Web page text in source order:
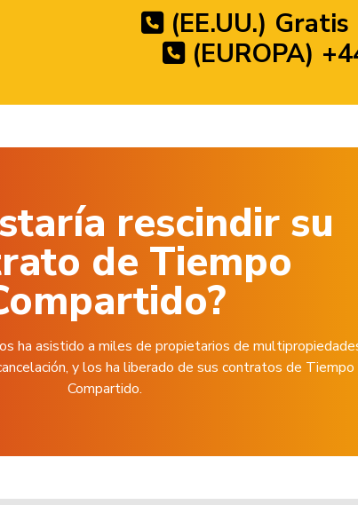
(EE.UU.)
(EUROPA)
rescindir su
de Tiempo
ha asistido a miles de propietarios de
y los ha liberado de sus contratos de Tiempo
Compartido.